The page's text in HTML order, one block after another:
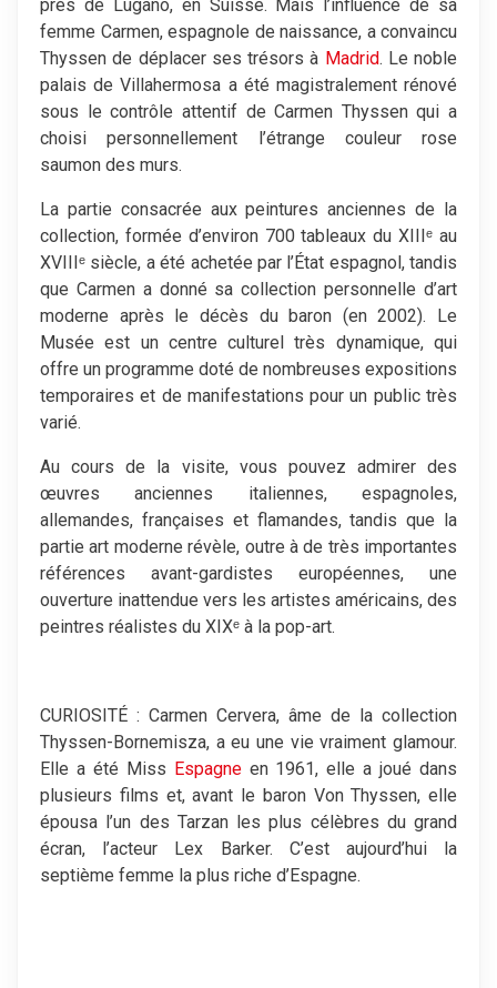
près de Lugano, en Suisse. Mais l’influence de sa
femme Carmen, espagnole de naissance, a convaincu
Thyssen de déplacer ses trésors à Madrid. Le noble
palais de Villahermosa a été magistralement rénové
sous le contrôle attentif de Carmen Thyssen qui a
choisi personnellement l’étrange couleur rose
saumon des murs.
La partie consacrée aux peintures anciennes de la
collection, formée d’environ 700 tableaux du XIIIᵉ au
XVIIIᵉ siècle, a été achetée par l’État espagnol, tandis
que Carmen a donné sa collection personnelle d’art
moderne après le décès du baron (en 2002). Le
Musée est un centre culturel très dynamique, qui
offre un programme doté de nombreuses expositions
temporaires et de manifestations pour un public très
varié.
Au cours de la visite, vous pouvez admirer des
œuvres anciennes italiennes, espagnoles,
allemandes, françaises et flamandes, tandis que la
partie art moderne révèle, outre à de très importantes
références avant-gardistes européennes, une
ouverture inattendue vers les artistes américains, des
peintres réalistes du XIXᵉ à la pop-art.
CURIOSITÉ : Carmen Cervera, âme de la collection
Thyssen-Bornemisza, a eu une vie vraiment glamour.
Elle a été Miss Espagneen 1961, elle a joué dans
plusieurs films et, avant le baron Von Thyssen, elle
épousa l’un des Tarzan les plus célèbres du grand
écran, l’acteur Lex Barker. C’est aujourd’hui la
septième femme la plus riche d’Espagne.